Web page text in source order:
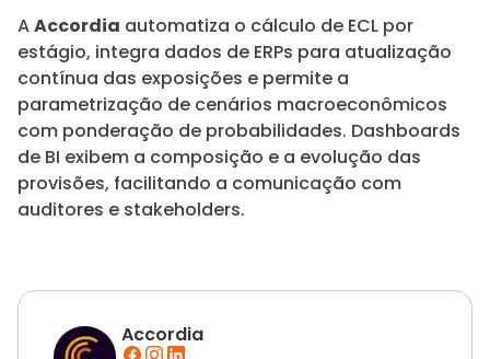
AAccordia automatiza o cálculo de ECL por
estágio, integra dados de ERPs para atualização
contínua das exposições e permite a
parametrização de cenários macroeconômicos
com ponderação de probabilidades. Dashboards
de BI exibem a composição e a evolução das
provisões, facilitando a comunicação com
auditores e stakeholders.
Accordia